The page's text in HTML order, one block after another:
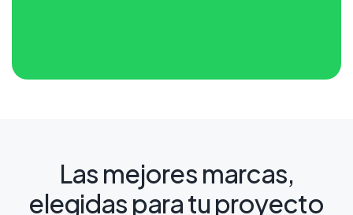
Las mejores marcas,
elegidas para tu proyecto